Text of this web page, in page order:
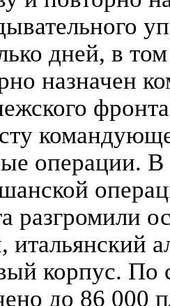
дней, в
назначен
операции. В
разгромили
итальянский
корпус.
до 86 000